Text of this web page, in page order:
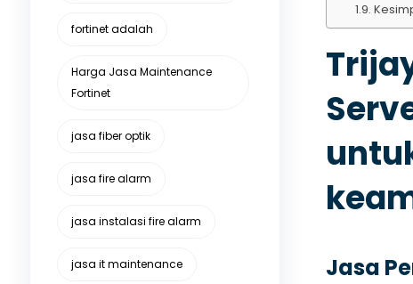
Jasa
fortinet adalah
Harga Jasa Maintenance
Fortinet
jasa fiber optik
jasa fire alarm
jasa instalasi fire alarm
jasa it maintenance